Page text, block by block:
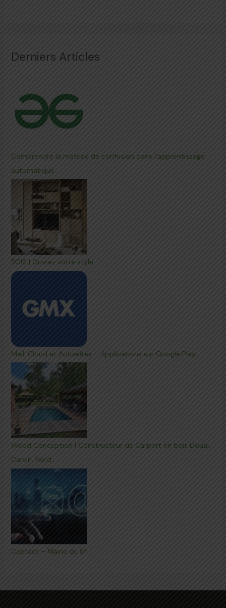
Derniers Articles
Comprendre la matrice de confusion dans l'apprentissage
automatique
BOIS | Ouvrez votre style
Mail, Cloud et Actualités – Applications sur Google Play
Wood Conception | Constructeur de Carport en bois Douai,
Carvin, Nord…
Contact – Mairie du 8ᵉ